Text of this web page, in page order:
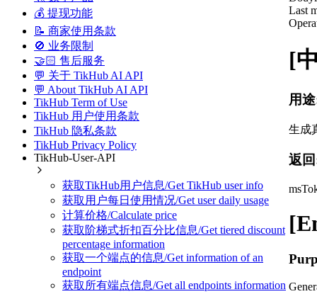
💰 提现功能
📝 商家使用条款
🚫 业务限制
🤝🏻 售后服务
💬 关于 TikHub AI API
💬 About TikHub AI API
TikHub Term of Use
TikHub 用户使用条款
TikHub 隐私条款
TikHub Privacy Policy
TikHub-User-API
获取TikHub用户信息/Get TikHub user info
获取用户每日使用情况/Get user daily usage
计算价格/Calculate price
获取阶梯式折扣百分比信息/Get tiered discount
percentage information
获取一个端点的信息/Get information of an
endpoint
获取所有端点信息/Get all endpoints information
Last
[
用
生成
返